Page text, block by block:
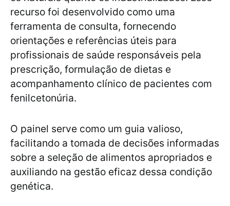
recurso foi desenvolvido como uma
ferramenta de consulta, fornecendo
orientações e referências úteis para
profissionais de saúde responsáveis pela
prescrição, formulação de dietas e
acompanhamento clínico de pacientes com
fenilcetonúria.
O painel serve como um guia valioso,
facilitando a tomada de decisões informadas
sobre a seleção de alimentos apropriados e
auxiliando na gestão eficaz dessa condição
genética.